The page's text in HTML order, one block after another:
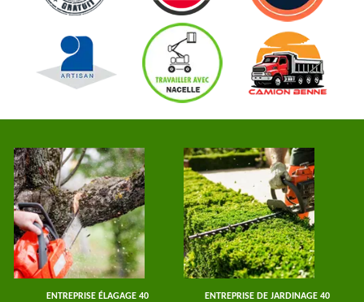
ENTREPRISE ÉLAGAGE 40 ENTREPRISE DE JARDINAGE 40